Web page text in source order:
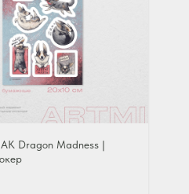
Dragon Madness |